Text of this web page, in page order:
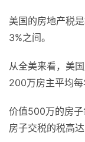
美国的房地产税
3%之间。
从全美来看，美
200万房主平均每
价值500万的房
房子交税的税高达